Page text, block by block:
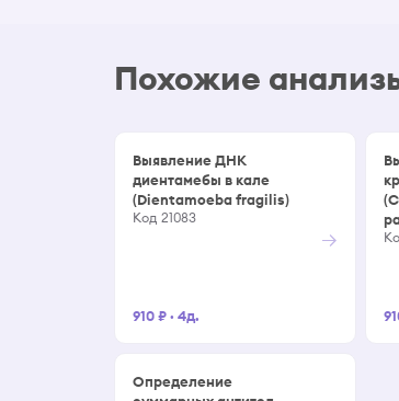
Похожие
Выявление ДНК
диентамебы в кале
(Dientamoeba fragilis)
Код 21083
910 ₽· 4д.
→
Определение